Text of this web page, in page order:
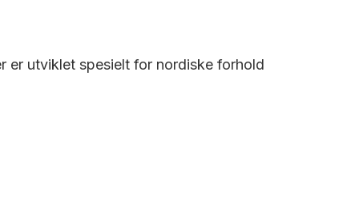
er utviklet spesielt for nordiske forhold